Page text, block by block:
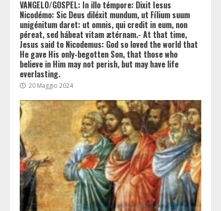
VANGELO/GOSPEL: In illo témpore: Dixit Iesus
Nicodémo: Sic Deus diléxit mundum, ut Fílium suum
unigénitum daret: ut omnis, qui credit in eum, non
péreat, sed hábeat vitam ætérnam.- At that time,
Jesus said to Nicodemus: God so loved the world that
He gave His only-begotten Son, that those who
believe in Him may not perish, but may have life
everlasting.
20 Maggio 2024